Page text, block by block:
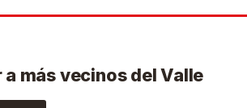
más vecinos del Valle